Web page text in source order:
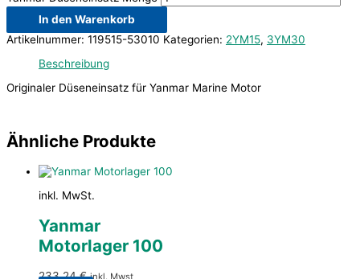
In den Warenkorb
Artikelnummer: 119515-53010 Kategorien: 2YM15, 3YM30
Beschreibung
Originaler Düseneinsatz für Yanmar Marine Motor
Ähnliche Produkte
inkl. MwSt.
Yanmar
Motorlager 100
233,24€ inkl. Mwst